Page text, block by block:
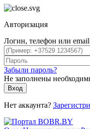
Авторизация
Логин, телефон или email
Забыли пароль?
Не заполнены
Вход
Нет аккаунта?